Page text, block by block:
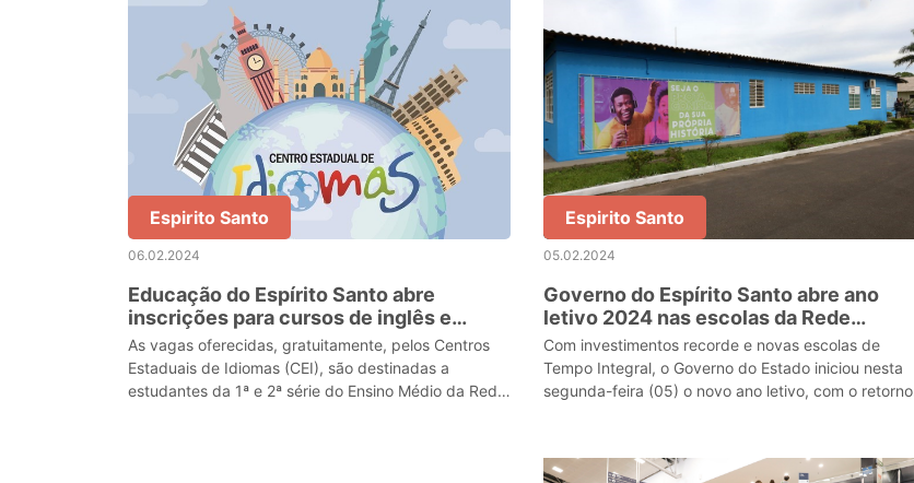
Espirito Santo
06.02.2024
Educação do Espírito Santo abre
inscrições para cursos de inglês e
espanhol
As vagas oferecidas, gratuitamente, pelos Centros
Estaduais de Idiomas (CEI), são destinadas a
estudantes da 1ª e 2ª série do Ensino Médio da Rede
Espirito Santo
05.02.2024
Governo do Espírito Santo abre ano
letivo 2024 nas escolas da Rede
Estadual
Com investimentos recorde e novas escolas de
Tempo Integral, o Governo do Estado iniciou nesta
segunda-feira (05) o novo ano letivo, com o retorno